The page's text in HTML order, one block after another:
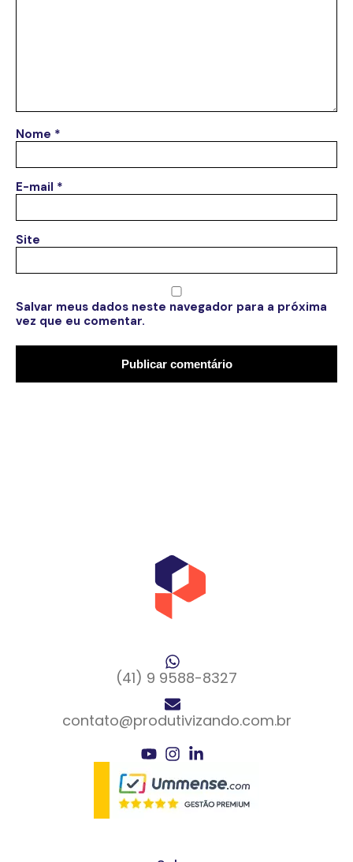
Nome *
E-mail *
Site
Salvar meus dados neste navegador para a próxima
vez que eu comentar.
(41) 9 9588-8327
contato@produtivizando.com.br